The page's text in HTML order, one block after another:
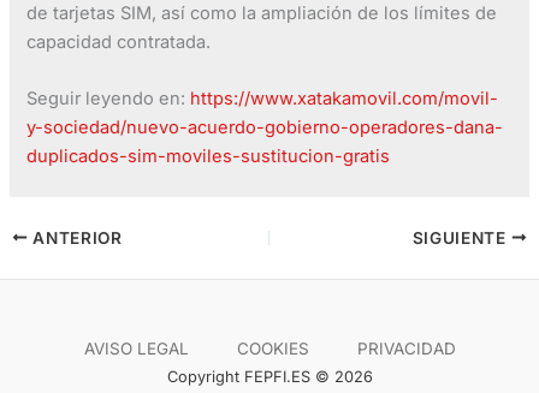
de tarjetas SIM, así como la ampliación de los límites de
capacidad contratada.
Seguir leyendo en: https://www.xatakamovil.com/movil-
y-sociedad/nuevo-acuerdo-gobierno-operadores-dana-
duplicados-sim-moviles-sustitucion-gratis
ANTERIOR SIGUIENTE
AVISO LEGAL COOKIES PRIVACIDAD
Copyright FEPFI.ES © 2026